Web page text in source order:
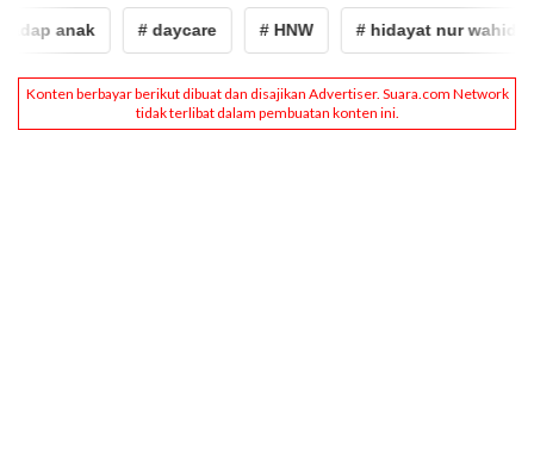
anak # daycare # HNW # hidayat nur wahid